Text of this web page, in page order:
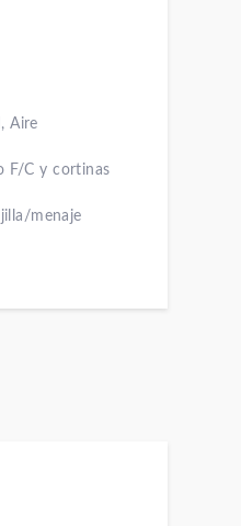
Aire
F/C y cortinas
menaje